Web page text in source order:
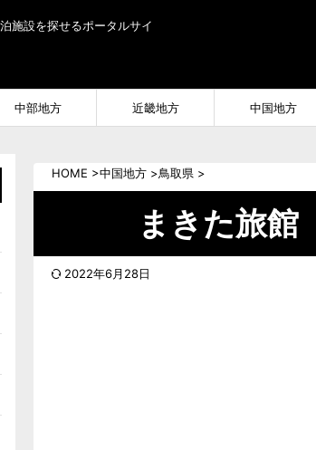
施設を探せるポータルサイ
中部地方 近畿地方 中国地方
HOME >中国地方 >鳥取県 >
まきた旅館
2022年6月28日